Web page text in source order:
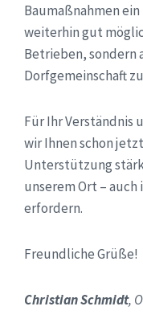
Baumaßnahmen
weiterhin gut
Betrieben, sondern
Dorfgemeinschaft
Für Ihr Verständnis
wir Ihnen schon
Unterstützung
unserem Ort –
erfordern.
Freundliche Grüße!
Christian Schmidt,